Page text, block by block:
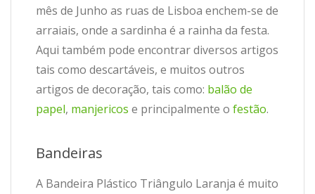
mês de Junho as ruas de Lisboa enchem-se de
arraiais, onde a sardinha é a rainha da festa.
Aqui também pode encontrar diversos artigos
tais como descartáveis, e muitos outros
artigos de decoração, tais como: balão de
papel, manjericos e principalmente o festão.
Bandeiras
A Bandeira Plástico Triângulo Laranja é muito